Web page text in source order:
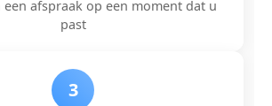
een afspraak op een moment dat u
past
3